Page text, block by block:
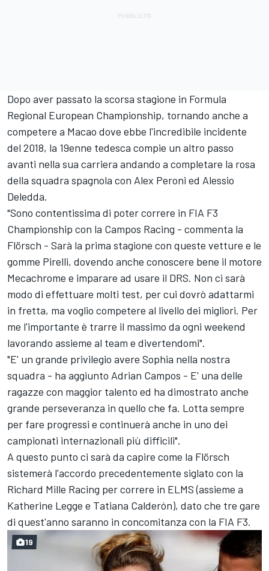
Dopo aver passato la scorsa stagione in Formula
Regional European Championship, tornando anche a
competere a Macao dove ebbe l'incredibile incidente
del 2018, la 19enne tedesca compie un altro passo
avanti nella sua carriera andando a completare la rosa
della squadra spagnola con Alex Peroni ed Alessio
Deledda.
"Sono contentissima di poter correre in FIA F3
Championship con la Campos Racing - commenta la
Flörsch - Sarà la prima stagione con queste vetture e le
gomme Pirelli, dovendo anche conoscere bene il motore
Mecachrome e imparare ad usare il DRS. Non ci sarà
modo di effettuare molti test, per cui dovrò adattarmi
in fretta, ma voglio competere al livello dei migliori. Per
me l'importante è trarre il massimo da ogni weekend
lavorando assieme al team e divertendomi".
"E' un grande privilegio avere Sophia nella nostra
squadra - ha aggiunto Adrian Campos - E' una delle
ragazze con maggior talento ed ha dimostrato anche
grande perseveranza in quello che fa. Lotta sempre
per fare progressi e continuerà anche in uno dei
campionati internazionali più difficili".
A questo punto ci sarà da capire come la Flörsch
sistemerà l'accordo precedentemente siglato con la
Richard Mille Racing per correre in ELMS (assieme a
Katherine Legge e Tatiana Calderón), dato che tre gare
di quest'anno saranno in concomitanza con la FIA F3.
19